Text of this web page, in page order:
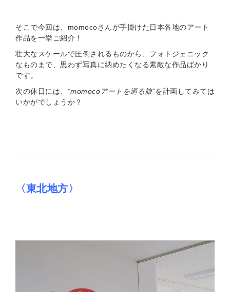
そこで今回は、momocoさんが手掛けた日本各地のアート
作品を一挙ご紹介！
壮大なスケールで圧倒されるものから、フォトジェニック
なものまで、思わず写真に納めたくなる素敵な作品ばかり
です。
次の休日には、 “momocoアートを巡る旅”を計画してみては
いかがでしょうか？
〈東北地方〉